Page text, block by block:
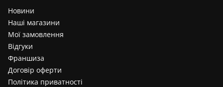
Новини
Наші магазини
Мої замовлення
Відгуки
Франшиза
Договір оферти
Політика приватності